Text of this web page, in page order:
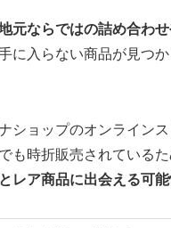
元ならではの詰め合わ
に入らない商品が見つ
ショップのオンライン
も時折販売されているた
レア商品に出会える可能